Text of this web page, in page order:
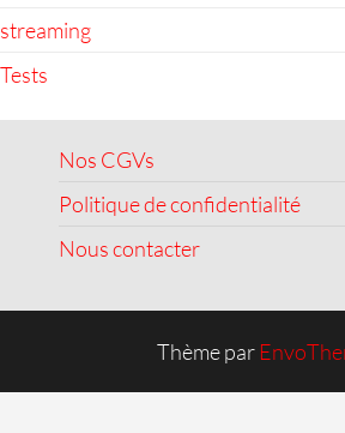
streaming
Tests
Nos CGVs
Politique de confidentialité
Nous contacter
Thème par